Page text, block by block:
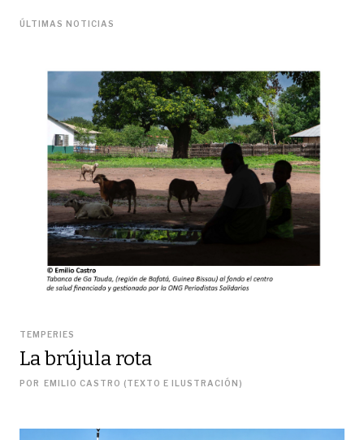
ÚLTIMAS NOTICIAS
TEMPERIES
La brújula rota
POR EMILIO CASTRO (TEXTO E ILUSTRACIÓN)